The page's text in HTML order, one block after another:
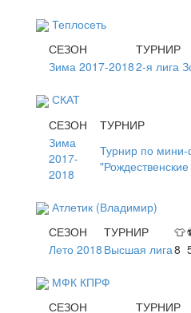
Теплосеть
СЕЗОН
ТУРНИР
Зима 2017-20182-я лига
СКАТ
СЕЗОН
ТУРНИР
Зима
2017-
2018
Турнир по мини-
Атлетик (Владимир)
СЕЗОН
ТУРНИР 👕
Лето 2018 Высшая лига8
МФК КПРФ
СЕЗОН
ТУРНИР